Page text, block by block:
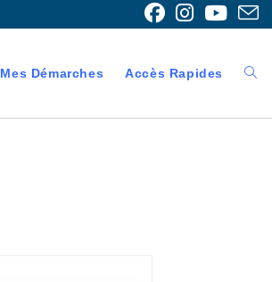
Mes Démarches Accès Rapides